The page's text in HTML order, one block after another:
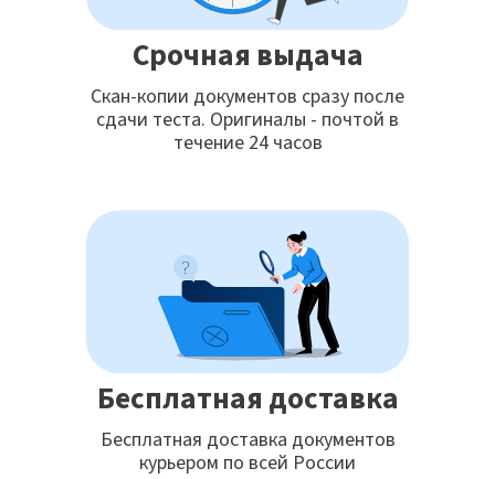
Срочная выдача
Скан-копии документов сразу после
сдачи теста. Оригиналы - почтой в
течение 24 часов
Бесплатная доставка
Бесплатная доставка документов
курьером по всей России